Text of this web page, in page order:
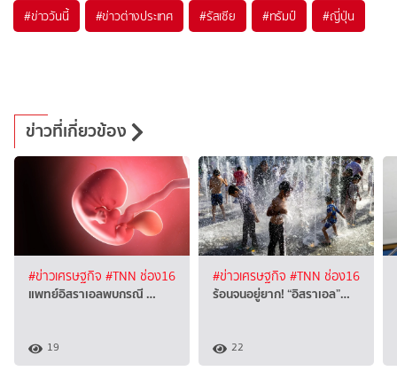
#ข่าววันนี้ #ข่าวต่างประเทศ #รัสเซีย #ทรัมป์ #ญี่ปุ่น
ข่าวที่เกี่ยวข้อง
#ข่าวเศรษฐกิจ #TNN ช่อง16
แพทย์อิสราเอลพบกรณี …
19
#ข่าวเศรษฐกิจ #TNN ช่อง16
ร้อนจนอยู่ยาก! “อิสราเอล”…
22